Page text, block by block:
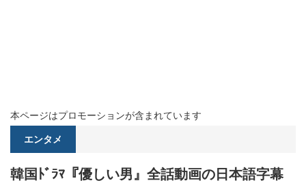
本ページはプロモーションが含まれています
エンタメ
韓国ﾄﾞﾗﾏ『優しい男』全話動画の日本語字幕